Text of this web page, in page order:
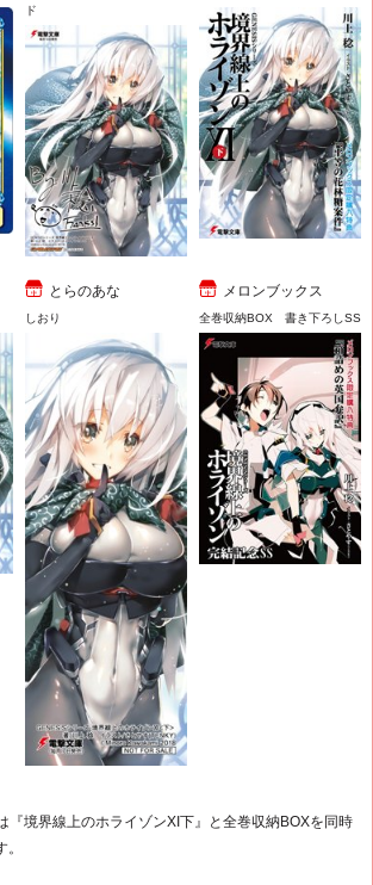
ド
とらのあな
しおり
メロンブックス
全巻収納BOX 書き下ろしSS
『境界線上のホライゾンXI下』と全巻収納BOXを同時